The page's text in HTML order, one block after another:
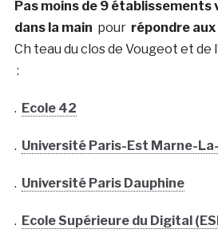
Pas moins de 9 établissements
dans la main pour répondre
Ch teau du clos de Vougeot et de
:
. Ecole 42
. Université Paris-Est Marne-
. Université Paris Dauphine
. Ecole Supérieure du Digital